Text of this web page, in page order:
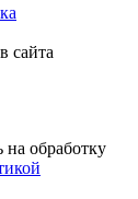
сайта
на обработку